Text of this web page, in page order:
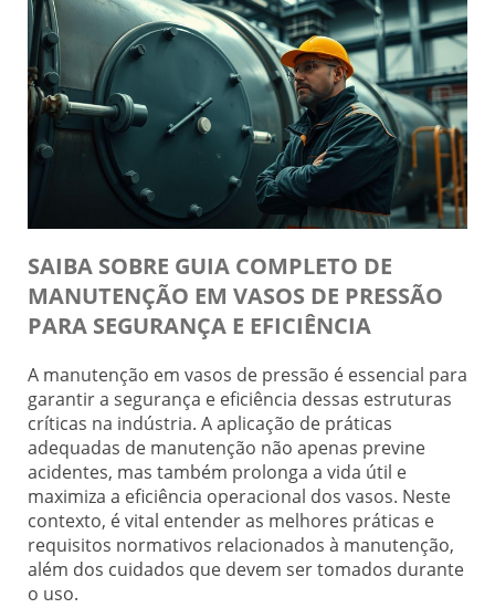
SAIBA SOBRE GUIA COMPLETO DE
MANUTENÇÃO EM VASOS DE PRESSÃO
PARA SEGURANÇA E EFICIÊNCIA
A manutenção em vasos de pressão é essencial para
garantir a segurança e eficiência dessas estruturas
críticas na indústria. A aplicação de práticas
adequadas de manutenção não apenas previne
acidentes, mas também prolonga a vida útil e
maximiza a eficiência operacional dos vasos. Neste
contexto, é vital entender as melhores práticas e
requisitos normativos relacionados à manutenção,
além dos cuidados que devem ser tomados durante
o uso.